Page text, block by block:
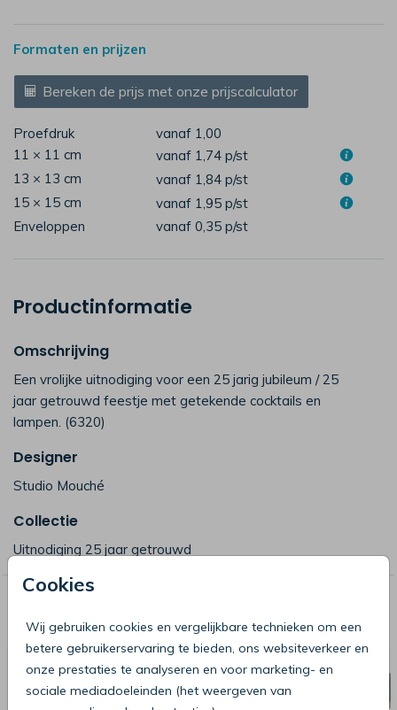
Cookies
Wij gebruiken cookies en vergelijkbare technieken om een
betere gebruikerservaring te bieden, ons websiteverkeer en
onze prestaties te analyseren en voor marketing- en
sociale mediadoeleinden (het weergeven van
Formaten en prijzen
Bereken de prijs met onze prijscalculator
Proefdruk
vanaf 1,00
11 × 11 cm
vanaf 1,74 p/st
13 × 13 cm
vanaf 1,84 p/st
15 × 15 cm
vanaf 1,95 p/st
Enveloppen
vanaf 0,35 p/st
Productinformatie
Omschrijving
Een vrolijke uitnodiging voor een 25 jarig jubileum / 25
jaar getrouwd feestje met getekende cocktails en
lampen. (6320)
Designer
Studio Mouché
Collectie
Uitnodiging 25 jaar getrouwd
voor je